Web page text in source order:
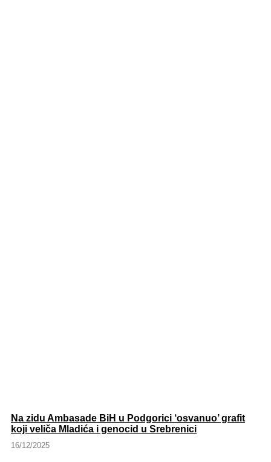
Na zidu Ambasade BiH u Podgorici ‘osvanuo’ grafit
koji veliča Mladića i genocid u Srebrenici
16/12/2025